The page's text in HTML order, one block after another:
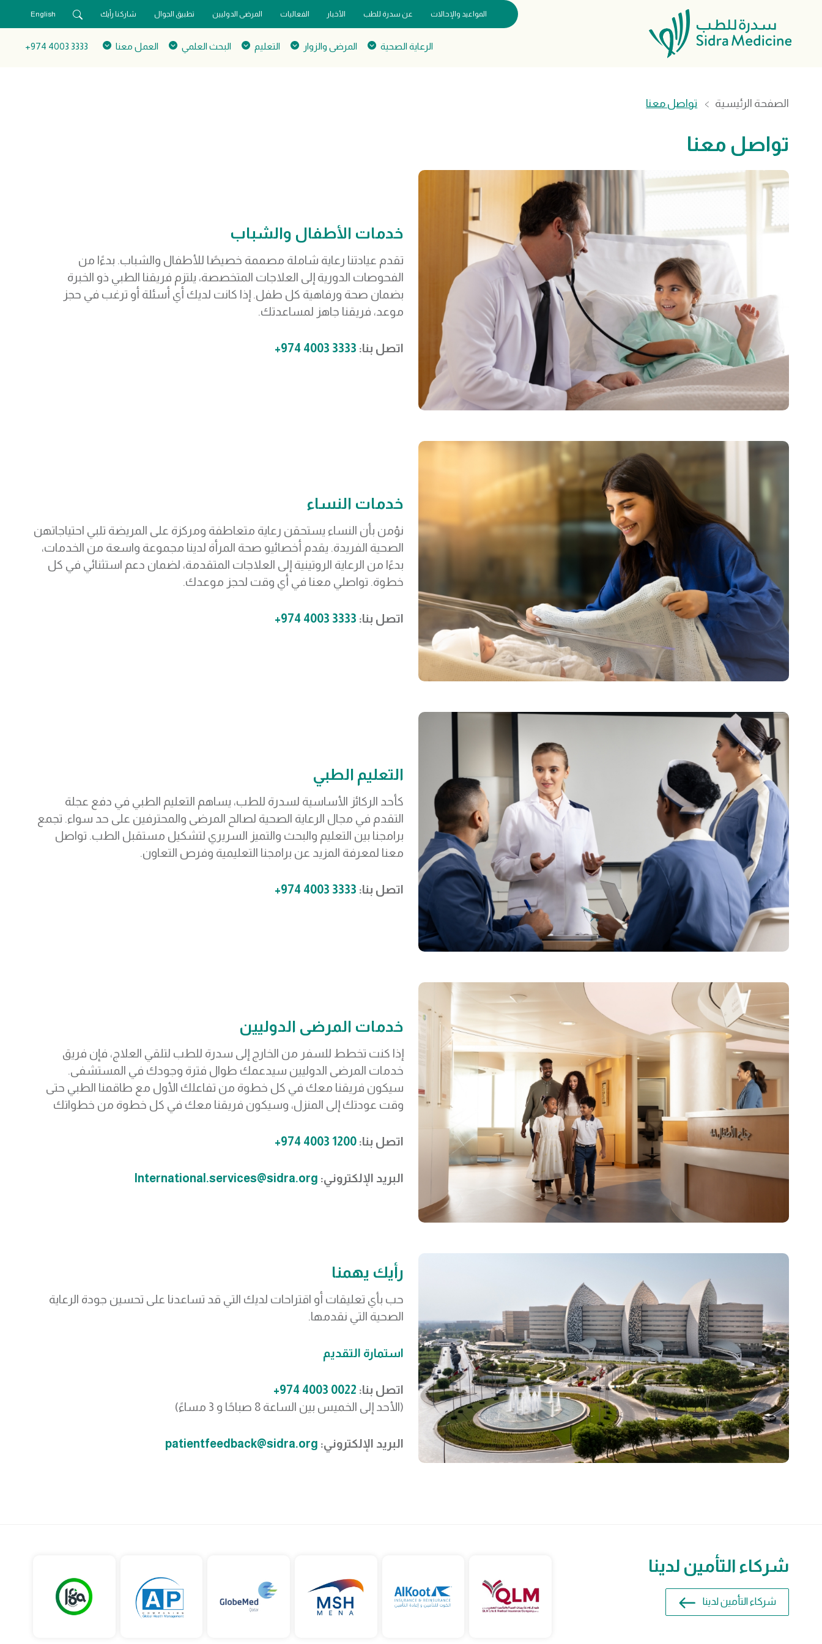
المواعيد والإحالات عن سدرة للطب الأخبار الفعاليات المرضى الدوليين تطبيق الجوال شاركنا رأيك English
الرعاية الصحية المرضى والزوار التعليم البحث العلمي العمل معنا 3333 4003 974+
الصفحة الرئيسية تواصل معنا
تواصل معنا
خدمات الأطفال والشباب
تقدم عيادتنا رعاية شاملة مصممة خصيصًا للأطفال والشباب. بدءًا من
الفحوصات الدورية إلى العلاجات المتخصصة، يلتزم فريقنا الطبي ذو الخبرة
بضمان صحة ورفاهية كل طفل. إذا كانت لديك أي أسئلة أو ترغب في حجز
موعد، فريقنا جاهز لمساعدتك.
اتصل بنا: 3333 4003 974+
خدمات النساء
نؤمن بأن النساء يستحقن رعاية متعاطفة ومركزة على المريضة تلبي احتياجاتهن
الصحية الفريدة. يقدم أخصائيو صحة المرأة لدينا مجموعة واسعة من الخدمات،
بدءًا من الرعاية الروتينية إلى العلاجات المتقدمة، لضمان دعم استثنائي في كل
خطوة. تواصلي معنا في أي وقت لحجز موعدك.
اتصل بنا: 3333 4003 974+
التعليم الطبي
كأحد الركائز الأساسية لسدرة للطب، يساهم التعليم الطبي في دفع عجلة
التقدم في مجال الرعاية الصحية لصالح المرضى والمحترفين على حد سواء. تجمع
برامجنا بين التعليم والبحث والتميز السريري لتشكيل مستقبل الطب. تواصل
معنا لمعرفة المزيد عن برامجنا التعليمية وفرص التعاون.
اتصل بنا: 3333 4003 974+
خدمات المرضى الدوليين
إذا كنت تخطط للسفر من الخارج إلى سدرة للطب لتلقي العلاج، فإن فريق
خدمات المرضى الدوليين سيدعمك طوال فترة وجودك في المستشفى.
سيكون فريقنا معك في كل خطوة من تفاعلك الأول مع طاقمنا الطبي حتى
وقت عودتك إلى المنزل، وسيكون فريقنا معك في كل خطوة من خطواتك
اتصل بنا: 1200 4003 974+
البريد الإلكتروني: International.services@sidra.org
رأيك يهمنا
حب بأي تعليقات أو اقتراحات لديك التي قد تساعدنا على تحسين جودة الرعاية
الصحية التي نقدمها.
استمارة التقديم
اتصل بنا: 0022 4003 974+
(الأحد إلى الخميس بين الساعة 8 صباحًا و 3 مساءً)
البريد الإلكتروني: patientfeedback@sidra.org
شركاء التأمين لدينا
شركاء التأمين لدينا